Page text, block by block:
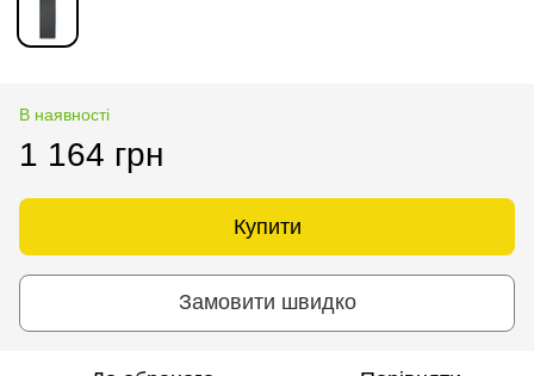
В наявності
1 164 грн
Купити
Замовити швидко